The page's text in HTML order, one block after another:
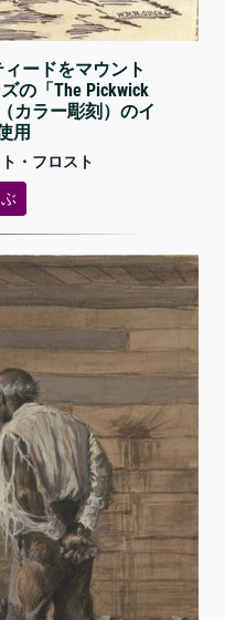
ードをマウント
の「The Pickwick
カラー彫刻）のイ
用
・フロスト